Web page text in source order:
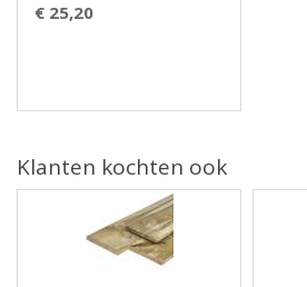
€ 25,20
Klanten kochten ook